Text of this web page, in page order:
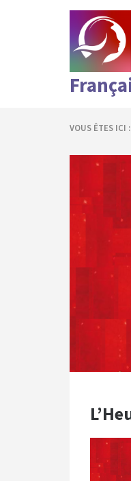
VOUS ÊTES ICI :